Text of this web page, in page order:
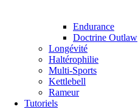
Endurance
Doctrine Outlaw
Longévité
Haltérophilie
Multi-Sports
Kettlebell
Rameur
Tutoriels